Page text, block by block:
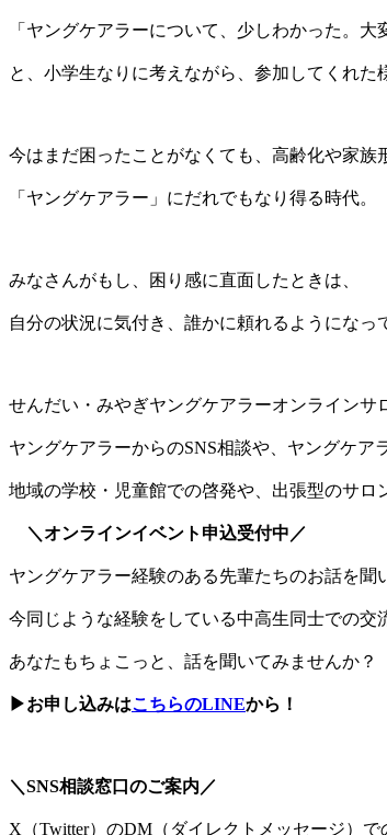
「ヤングケアラーについて、少しわかった。大
と、小学生なりに考えながら、参加してくれた
今はまだ困ったことがなくても、高齢化や家族
「ヤングケアラー」にだれでもなり得る時代。
みなさんがもし、困り感に直面したときは、
自分の状況に気付き、誰かに頼れるようになっ
せんだい・みやぎヤングケアラーオンラインサ
ヤングケアラーからのSNS相談や、ヤングケア
地域の学校・児童館での啓発や、出張型のサ
＼オンラインイベント申込受付中／
ヤングケアラー経験のある先輩たちのお話を聞
今同じような経験をしている中高生同士での交
あなたもちょこっと、話を聞いてみませんか？
▶お申し込みはこちらのLINEから！
＼SNS相談窓口のご案内／
X（Twitter）のDM（ダイレクトメッセージ）で